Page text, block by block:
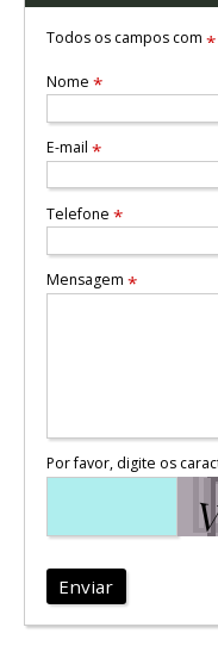
Todos os campos com *
Nome *
E-mail *
Telefone *
Mensagem *
Por favor, digite os
Enviar